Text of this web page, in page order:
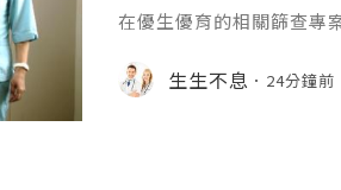
在優生優育的相關篩查專
因病，大多數人對脆性x
少瞭解隱性攜帶者的群體
生生不息 24分鐘前